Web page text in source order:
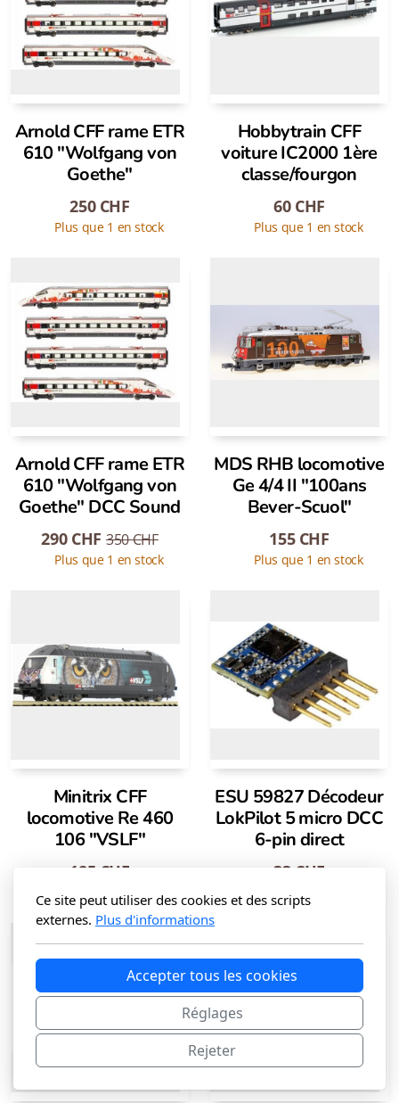
Arnold CFF rame ETR
610 "Wolfgang von
Goethe"
250CHF
Plus que 1 en stock
Hobbytrain CFF
voiture IC2000 1ère
classe/fourgon
60CHF
Plus que 1 en stock
Arnold CFF rame ETR
610 "Wolfgang von
Goethe" DCC Sound
290CHF 350CHF
Plus que 1 en stock
MDS RHB locomotive
Ge 4/4 II "100ans
Bever-Scuol"
155CHF
Plus que 1 en stock
Minitrix CFF
locomotive Re 460
106 "VSLF"
185 CHF
Plus que 1 en stock
ESU 59827 Décodeur
LokPilot 5 micro DCC
6-pin direct
33 CHF
Épuisé
Ce site peut utiliser des cookies et des scripts
externes. Plus d'informations
Accepter tous les cookies
Réglages
Rejeter